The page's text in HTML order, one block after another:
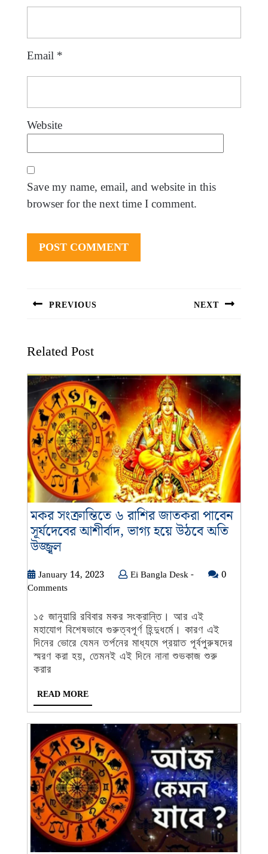
Email *
Website
Save my name, email, and website in this
browser for the next time I comment.
navigation
PREVIOUS NEXT
Related Post
মকর সংক্রান্তিতে ৬ রাশির জাতকরা পাবেন
সূর্যদেবের আশীর্বাদ, ভাগ্য হয়ে উঠবে অতি
উজ্জ্বলমকর
৬
রাশির
জাতকরা
পাবেন
সূর্যদেবের
আশীর্বাদ,
হয়ে
উঠবে
অতি
উজ্জ্বল
January 14, 2023JanuaryEi Bangla Desk -Ei
-
0
Comments
১৫ জানুয়ারি রবিবার মকর সংক্রান্তি। আর এই
মহাযোগ বিশেষভাবে গুরুত্বপূর্ণ হিন্দুধর্মে। কারণ এই
দিনের ভোরে যেমন তর্পনের মাধ্যমে প্রয়াত পূর্বপুরুষদের
স্মরণ করা হয়, তেমনই এই দিনে নানা শুভকাজ শুরু
করার
READ MOREREAD
MORE